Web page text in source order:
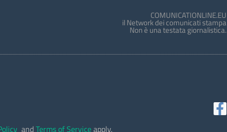
COMUNICATIONLINE.EU
il Network dei comunicati stampa
Non è una testata giornalistica.
andTerms of Serviceapply.